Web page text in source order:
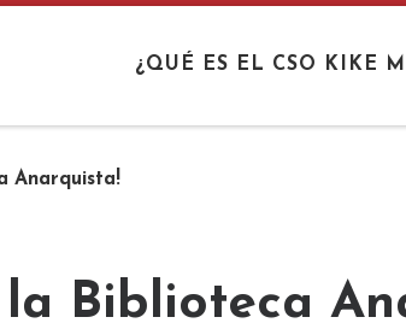
¿QUÉ ES EL CSO KIKE
Anarquista!
Biblioteca